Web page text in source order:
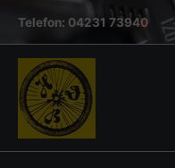
springen
Inhalt
Telefon: 04231 73940